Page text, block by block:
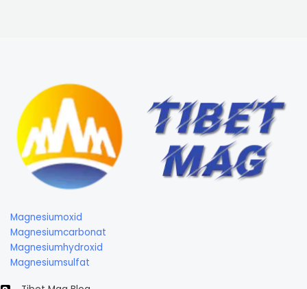
Magnesiumoxid
Magnesiumcarbonat
Magnesiumhydroxid
Magnesiumsulfat